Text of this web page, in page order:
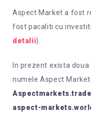
Aspect Market a fost
fost pacaliti cu
detalii).
In prezent exista
numele Aspect
aspect-